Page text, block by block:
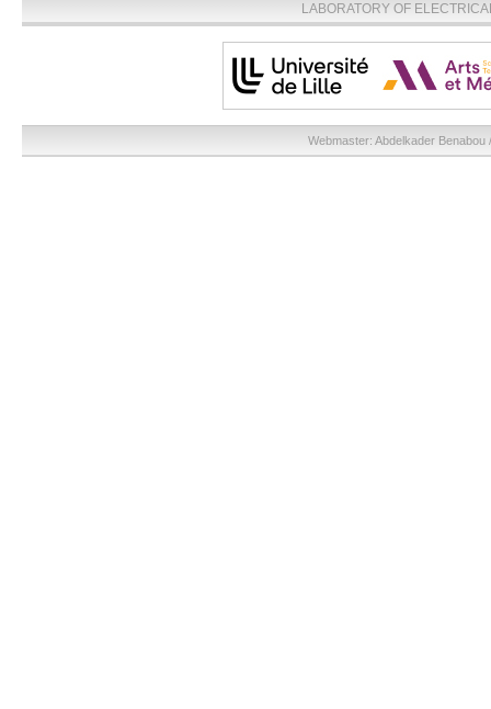
LABORATORY OF
Webmaster: Abdelkader Benabou